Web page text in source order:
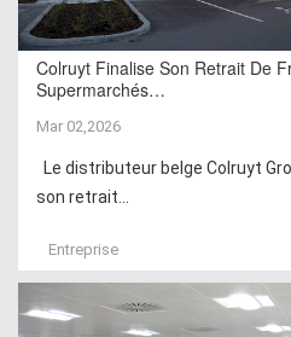
Colruyt Finalise Son Retrait De
Supermarchés…
Mar 02,2026
Le distributeur belge Colruyt
son retrait...
Entreprise